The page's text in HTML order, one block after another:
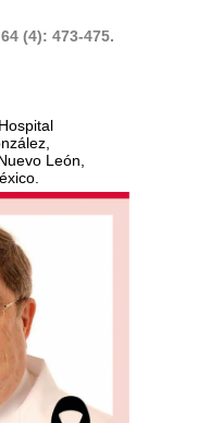
(4): 473-475.
León,